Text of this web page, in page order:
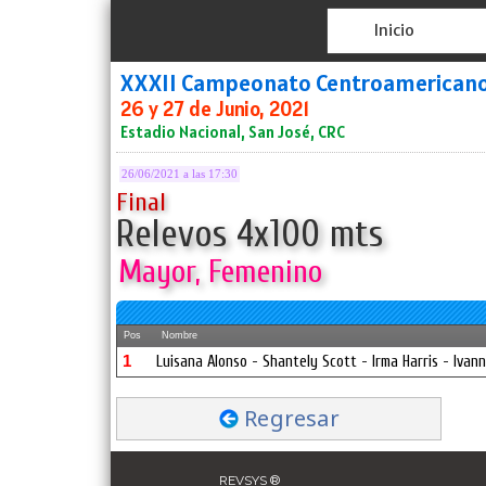
Inicio
XXXII Campeonato
26 y 27 de Junio, 2021
Estadio Nacional, San José, CRC
26/06/2021 a las 17:30
Final
Relevos 4x100 mts
Mayor, Femenino
Pos Nombre
1 Luisana Alonso - Shantely Scott - Irma Harris -
Regresar
REVSYS ®